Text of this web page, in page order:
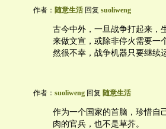
作者： 随意生活 回复 suoliweng
古今中外，一旦战争打起来，
来做文宣，或除非停火需要一
然很不幸，战争机器只要继续
作者： suoliweng 回复 随意生活
作为一个国家的首脑，珍惜自
肉的官兵，也不是草芥。